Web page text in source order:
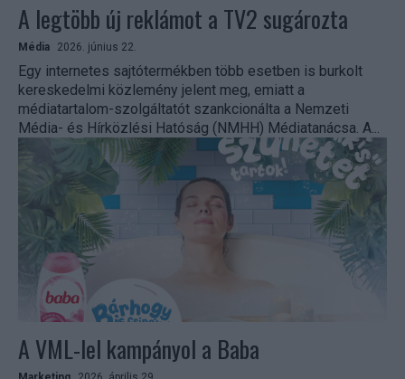
A legtöbb új reklámot a TV2 sugározta
Média 2026. június 22.
Egy internetes sajtótermékben több esetben is burkolt
kereskedelmi közlemény jelent meg, emiatt a
médiatartalom-szolgáltatót szankcionálta a Nemzeti
Média- és Hírközlési Hatóság (NMHH) Médiatanácsa. A...
A VML-lel kampányol a Baba